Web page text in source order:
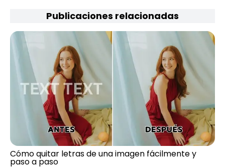
Publicaciones relacionadas
Cómo quitar letras de una imagen fácilmente y
paso a paso